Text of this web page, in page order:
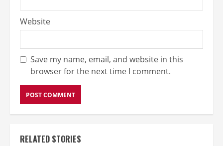
Website
Save my name, email, and website in this
browser for the next time I comment.
RELATED STORIES